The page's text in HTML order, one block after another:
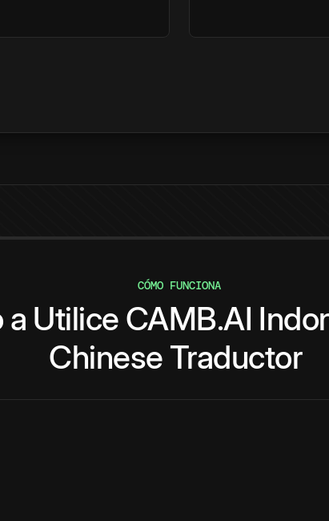
CÓMO FUNCIONA
a Utilice CAMB.AI
Chinese Traductor